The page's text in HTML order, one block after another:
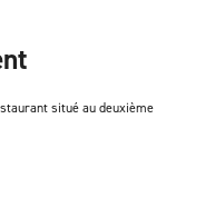
situé au deuxième